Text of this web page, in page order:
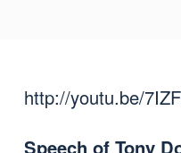
http://youtu.be/
Speech of Tony